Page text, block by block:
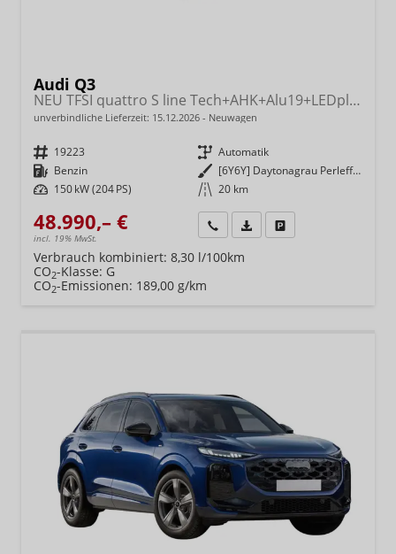
Audi Q3
NEU TFSI quattro S line Tech+AHK+Alu19+LEDplus+KlimaPlus+ExtSchwarz
unverbindliche Lieferzeit: 15.12.2026 Neuwagen
Fahrzeugnr. 19223 Getriebe Automatik
Kraftstoff Benzin Außenfarbe
[6Y6Y] Daytonagrau Perleffekt
Leistung 150 kW (204 PS) Kilometerstand 20 km
48.990,– €
incl. 19% MwSt.
Wir rufen Sie anFahrzeugexposé (PDF)
Verbrauch kombiniert: 8,30 l/100km
CO2-Klasse: G
CO2-Emissionen: 189,00 g/km